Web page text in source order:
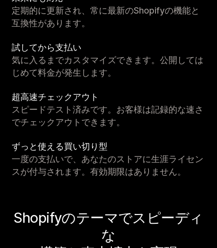
定期的に更新され、常に最新のShopifyの機能と
互換性があります。
試してから支払い
気に入るまでカスタマイズできます。公開しては
じめて料金が発生します。
超高速チェックアウト
スピードテスト済みです。お客様は記録的な速さ
でチェックアウトできます。
ずっと使える買い切り型
一度の支払いで、あなたのストアに生涯ライセン
スが付与されます。有効期限はありません。
Shopifyのテーマでスピーディ
な